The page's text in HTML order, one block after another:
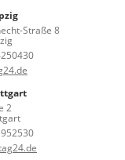
Straße 8
2